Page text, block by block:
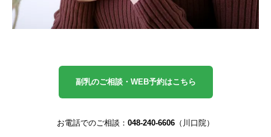
副乳のご相談・WEB予約はこちら
お電話でのご相談： 048-240-6606 （川口院）